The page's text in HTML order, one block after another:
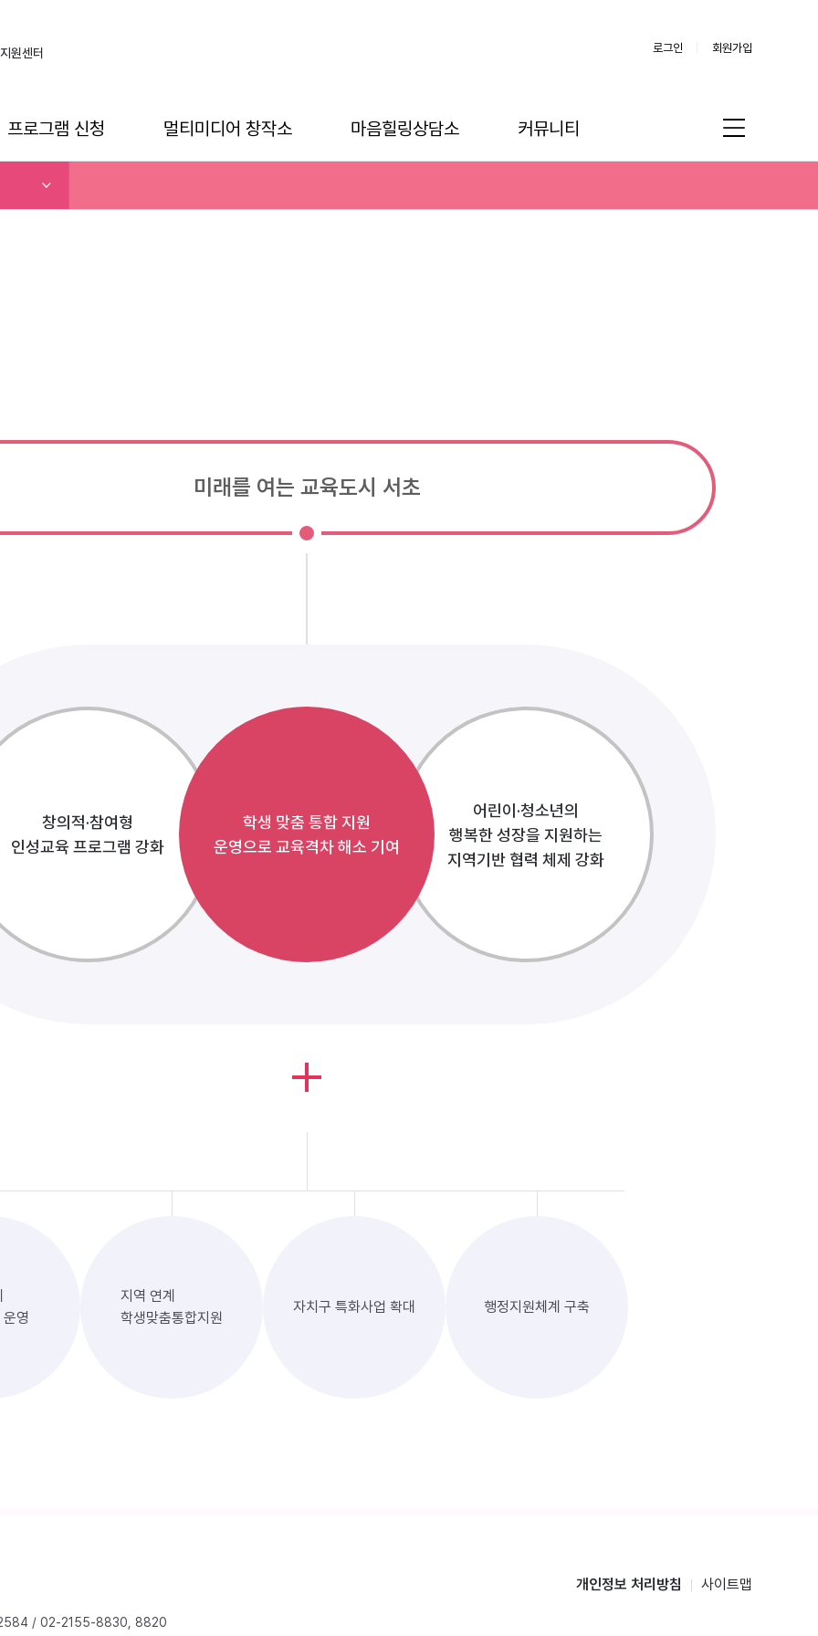
원센터 로그인 회원가입
프로그램 신청 멀티미디어 창작소 마음힐링상담소 커뮤니티
미래를 여는 교육도시 서초
창의적·참여형
인성교육 프로그램 강화
학생 맞춤 통합 지원
운영으로 교육격차 해소 기여
어린이·청소년의
행복한 성장을 지원하는
지역기반 협력 체제 강화
영
지역 연계
학생맞춤통합지원
자치구 특화사업 확대 행정지원체계 구축
개인정보 처리방침 사이트맵
/ 02-2155-8830, 8820